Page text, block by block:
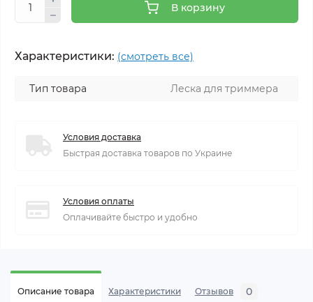
В корзину
Характеристики: (смотреть все)
Тип товара Леска для триммера
Условия доставка
Быстрая доставка товаров по Украине
Условия оплаты
Оплачивайте быстро и удобно
Описание товара Характеристики Отзывов 0